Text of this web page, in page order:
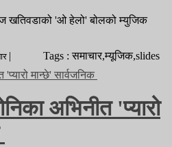
खतिवडाको 'ओ हेलो' बोलको म्युजिक
| Tags : समाचार,म्यूजिक,slides
अभिनीत 'प्यारो